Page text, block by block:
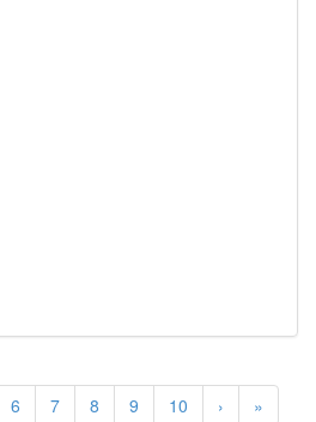
6 7 8 9 10 › »